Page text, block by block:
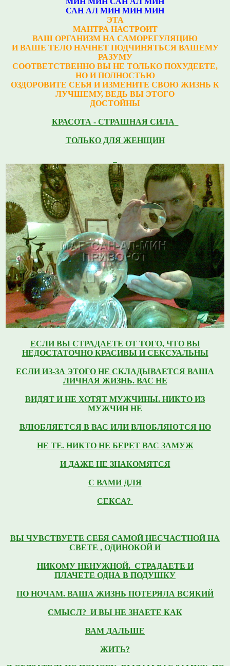
САН АЛ МИН МИН МИН
ЭТА
МАНТРА НАСТРОИТ
ВАШ ОРГАНИЗМ НА САМОРЕГУЛЯЦИЮ
И ВАШЕ ТЕЛО НАЧНЕТ ПОДЧИНЯТЬСЯ ВАШЕМУ
РАЗУМУ
СООТВЕТСТВЕННО ВЫ НЕ ТОЛЬКО ПОХУДЕЕТЕ,
НО И ПОЛНОСТЬЮ
ОЗДОРОВИТЕ СЕБЯ И ИЗМЕНИТЕ СВОЮ ЖИЗНЬ К
ЛУЧШЕМУ, ВЕДЬ ВЫ ЭТОГО
ДОСТОЙНЫ
КРАСОТА - СТРАШНАЯ СИЛА
ТОЛЬКО ДЛЯ ЖЕНЩИН
ЕСЛИ ВЫ СТРАДАЕТЕ ОТ ТОГО, ЧТО ВЫ
НЕДОСТАТОЧНО КРАСИВЫ И СЕКСУАЛЬНЫ
ЕСЛИ ИЗ-ЗА ЭТОГО НЕ СКЛАДЫВАЕТСЯ ВАША
ЛИЧНАЯ ЖИЗНЬ. ВАС НЕ
ВИДЯТ И НЕ ХОТЯТ МУЖЧИНЫ. НИКТО ИЗ
МУЖЧИН НЕ
ВЛЮБЛЯЕТСЯВ ВАС ИЛИ ВЛЮБЛЯЮТСЯ НО
НЕ ТЕ. НИКТО НЕ БЕРЕТ ВАС ЗАМУЖ
И ДАЖЕ НЕ ЗНАКОМЯТСЯ
С ВАМИ ДЛЯ
СЕКСА?
ВЫ ЧУВСТВУЕТЕ СЕБЯ САМОЙ НЕСЧАСТНОЙ НА
СВЕТЕ , ОДИНОКОЙ И
НИКОМУ НЕНУЖНОЙ. СТРАДАЕТЕ И
ПЛАЧЕТЕ ОДНА В ПОДУШКУ
ПО НОЧАМ. ВАША ЖИЗНЬ ПОТЕРЯЛА ВСЯКИЙ
СМЫСЛ? И ВЫ НЕ ЗНАЕТЕ КАК
ВАМ ДАЛЬШЕ
ЖИТЬ?